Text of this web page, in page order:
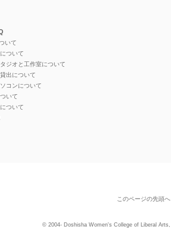
いて
ついて
ジオと工作室について
出について
コンについて
いて
ついて
このページの先頭へ
© 2004- Doshisha Women's College of Liberal Arts,